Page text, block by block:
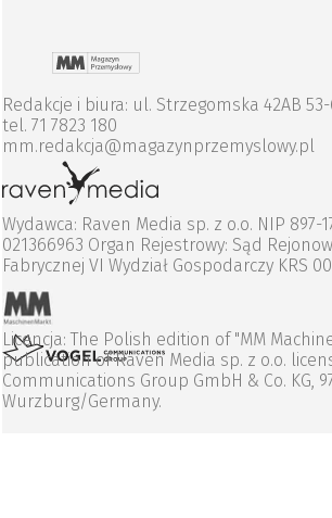
Redakcje i biura: ul. Strzegomska 42AB 53-
tel. 71 7823 180
mm.redakcja@magazynprzemyslowy.pl
Wydawca: Raven Media sp. z o.o. NIP 897-
021366963 Organ Rejestrowy: Sąd
Fabrycznej VI Wydział Gospodarczy KRS
Licencja: The Polish edition of "MM
publication of Raven Media sp. z o.o.
Communications Group GmbH & Co. KG,
Wurzburg/Germany.